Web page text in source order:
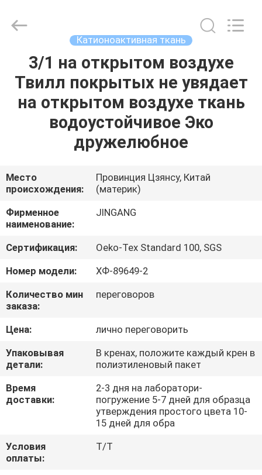
ДОМ
ПРОДУКТЫ
ПУТЕШЕСТВИЕ
ФАБРИКИ
ПРОВЕРКА
КАЧЕСТВА
СВЯЖИТЕСЬ
МЫ
НОВОСТИ
СЛУЧАИ
COMPANY
NEWS
Jingang
Textile
Катионоактивная ткань
3/1 на открытом воздухе
Твилл покрытых не увядает
на открытом воздухе ткань
водоустойчивое Эко
дружелюбное
Место
происхождения:
Провинция Цзянсу, Китай
(материк)
Фирменное
наименование:
JINGANG
Сертификация:
Oeko-Tex Standard 100, SGS
Номер модели:
ХФ-89649-2
Количество мин
заказа:
переговоров
Цена:
лично переговорить
Упаковывая
детали:
В кренах, положите каждый крен в
полиэтиленовый пакет
Время
доставки:
2-3 дня на лаборатори-
погружение 5-7 дней для образца
утверждения простого цвета 10-
15 дней для обра
Условия
оплаты:
T/T